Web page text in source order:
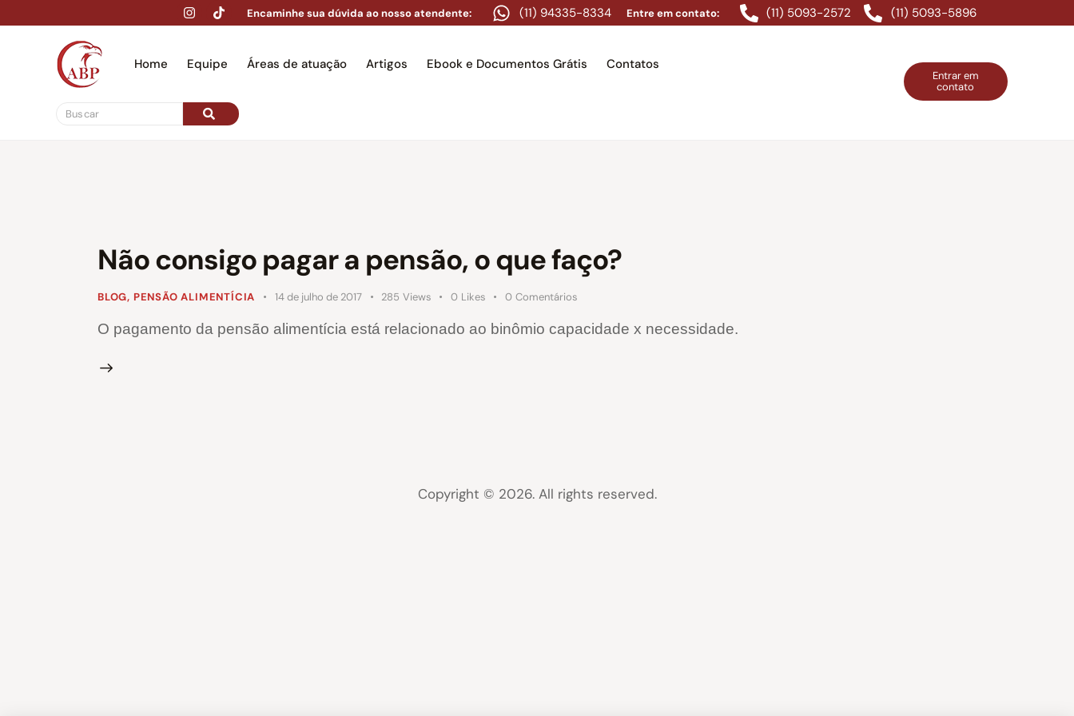
Encaminhe sua dúvida ao nosso atendente: (11) 94335-8334 Entre em contato: (11) 5093-2572 (11) 5093-5896
Home Equipe Áreas de atuação Artigos Ebook e Documentos Grátis Contatos
Entrar em
contato
Não consigo pagar a pensão, o que faço?
BLOG, PENSÃO ALIMENTÍCIA 14 de julho de 2017 285 Views 0 Likes 0 Comentários
O pagamento da pensão alimentícia está relacionado ao binômio capacidade x necessidade.
Copyright © 2026. All rights reserved.